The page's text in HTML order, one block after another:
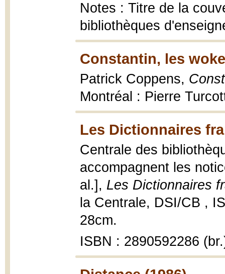
Notes : Titre de la
bibliothèques
Constantin, les
Patrick Coppens,
Montréal : Pierre
Les Dictionnaires
Centrale des
accompagnent les
al.], Les Dictionnaires
la Centrale, DSI/CB ,
28cm.
ISBN : 2890592286